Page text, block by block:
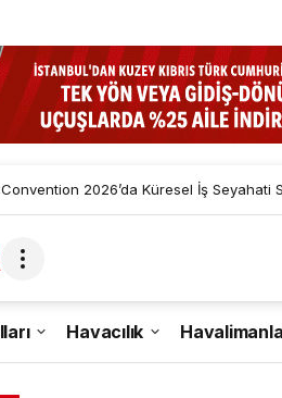
Convention 2026’da Küresel İş Seyahati
Havacılık